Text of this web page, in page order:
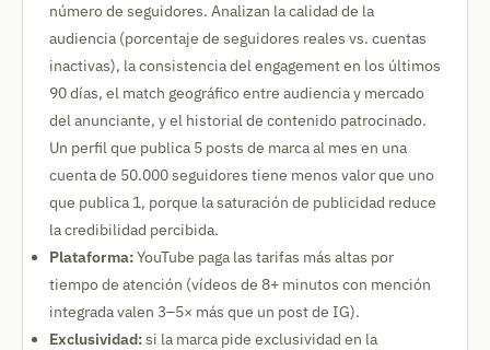
número de seguidores. Analizan la calidad de la
audiencia (porcentaje de seguidores reales vs. cuentas
inactivas), la consistencia del engagement en los últimos
90 días, el match geográfico entre audiencia y mercado
del anunciante, y el historial de contenido patrocinado.
Un perfil que publica 5 posts de marca al mes en una
cuenta de 50.000 seguidores tiene menos valor que uno
que publica 1, porque la saturación de publicidad reduce
la credibilidad percibida.
Plataforma:YouTube paga las tarifas más altas por
tiempo de atención (vídeos de 8+ minutos con mención
integrada valen 3–5× más que un post de IG).
Exclusividad:si la marca pide exclusividad en la